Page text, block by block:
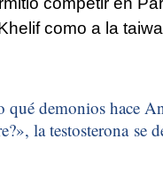
como a la
qué demonios hace
la testosterona se